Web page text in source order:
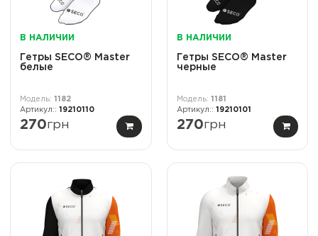
В НАЛИЧИИ
Гетры SECO® Master
белые
1182
19210110
270грн
В НАЛИЧИИ
Гетры SECO® Master
черные
1181
19210101
270грн